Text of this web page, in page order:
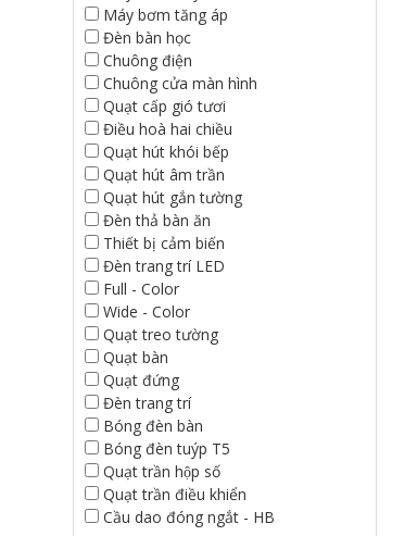
Máy bơm tăng áp
Đèn bàn học
Chuông điện
Chuông cửa màn hình
Quạt cấp gió tươi
Điều hoà hai chiều
Quạt hút khói bếp
Quạt hút âm trần
Quạt hút gắn tường
Đèn thả bàn ăn
Thiết bị cảm biến
Đèn trang trí LED
Full - Color
Wide - Color
Quạt treo tường
Quạt bàn
Quạt đứng
Đèn trang trí
Bóng đèn bàn
Bóng đèn tuýp T5
Quạt trần hộp số
Quạt trần điều khiển
Cầu dao đóng ngắt - HB